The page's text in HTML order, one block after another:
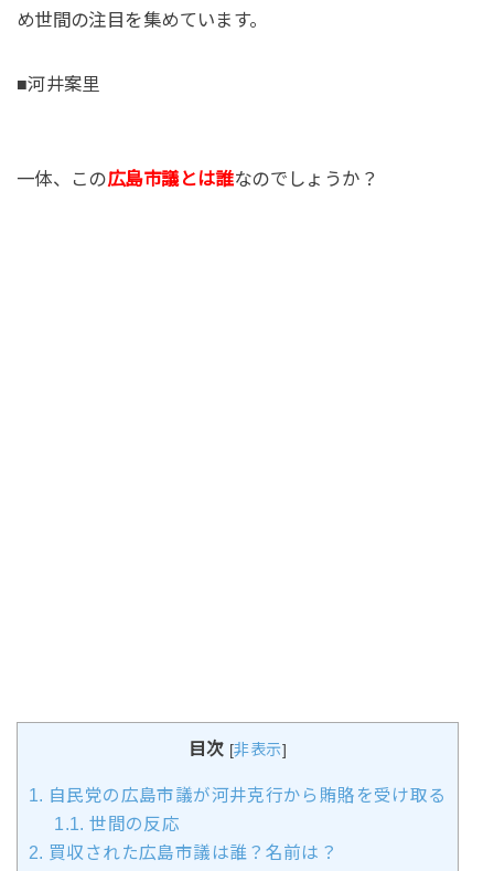
め世間の注目を集めています。
■河井案里
一体、この広島市議とは誰なのでしょうか？
目次 [非表示]
1. 自民党の広島市議が河井克行から賄賂を受け取る
1.1. 世間の反応
2. 買収された広島市議は誰？名前は？